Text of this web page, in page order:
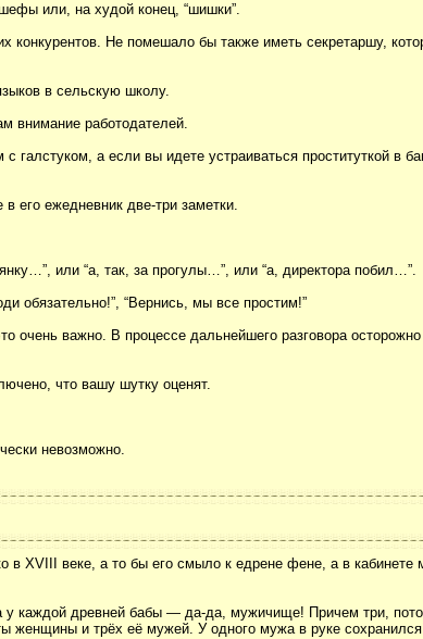
или, на худой конец, “шишки”.
Не помешало бы также иметь секретаршу,
в сельскую школу.
внимание работодателей.
галстуком, а если вы идете устраиваться проституткой в
его ежедневник две-три заметки.
или “а, так, за прогулы…”, или “а, директора побил…”.
обязательно!”, “Вернись, мы все простим!”
очень важно. В процессе дальнейшего разговора осторожно
что вашу шутку оценят.
невозможно.
в XVIII веке, а то бы его смыло к едрене фене, а в кабинете
у каждой древней бабы — да-да, мужичище! Причем три,
женщины и трёх её мужей. У одного мужа в руке